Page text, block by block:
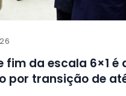
fim da escala 6×1 é
por transição de